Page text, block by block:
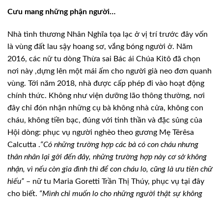
Cưu mang những phận người…
Nhà tình thương Nhân Nghĩa tọa lạc ở vị trí trước đây vốn
là vùng đất lau sậy hoang sơ, vắng bóng người ở. Năm
2016, các nữ tu dòng Thừa sai Bác ái Chúa Kitô đã chọn
nơi này ,dựng lên một mái ấm cho người già neo đơn quanh
vùng. Tới năm 2018, nhà được cấp phép đi vào hoạt động
chính thức. Không như viện dưỡng lão thông thường, nơi
đây chỉ đón nhận những cụ bà không nhà cửa, không con
cháu, không tiền bạc, đúng với tinh thần và đặc sủng của
Hội dòng: phục vụ người nghèo theo gương Mẹ Têrêsa
Calcutta .“Có những trường hợp các bà có con cháu nhưng
thân nhân lại gởi đến đây, những trường hợp này cơ sở không
nhận, vì nếu còn gia đình thì để con cháu lo, cũng là ưu tiên chữ
hiếu” – nữ tu Maria Goretti Trần Thị Thúy, phục vụ tại đây
cho biết. “Mình chỉ muốn lo cho những người thật sự không